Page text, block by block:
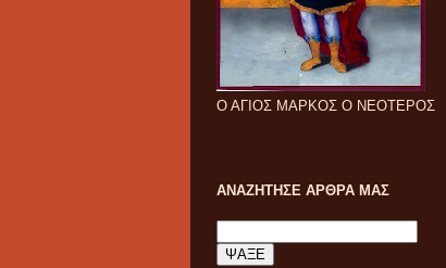
Ο ΑΓΙΟΣ ΜΑΡΚΟΣ Ο ΝΕΟΤΕΡΟΣ
ΑΝΑΖΗΤΗΣΕ ΑΡΘΡΑ ΜΑΣ